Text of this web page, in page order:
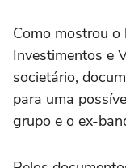
Como mostrou o
Investimentos e
societário,
para uma
grupo e o ex-